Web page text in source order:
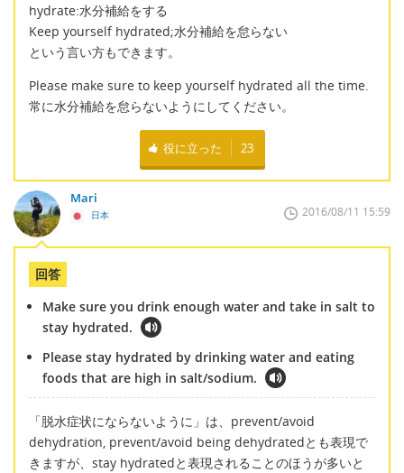
hydrate:水分補給をする
Keep yourself hydrated;水分補給を怠らない
という言い方もできます。
Please make sure to keep yourself hydrated all the time.
常に水分補給を怠らないようにしてください。
役に立った 23
Mari
日本 2016/08/11 15:59
回答
Make sure you drink enough water and take in salt to
stay hydrated.
Please stay hydrated by drinking water and eating
foods that are high in salt/sodium.
「脱水症状にならないように」は、prevent/avoid
dehydration, prevent/avoid being dehydratedとも表現で
きますが、stay hydratedと表現されることのほうが多いと